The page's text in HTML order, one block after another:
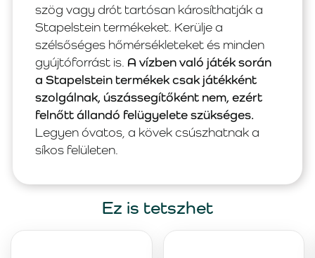
szög vagy drót tartósan károsíthatják a
Stapelstein termékeket. Kerülje a
szélsőséges hőmérsékleteket és minden
gyújtóforrást is. A vízben való játék során
a Stapelstein termékek csak játékként
szolgálnak, úszássegítőként nem, ezért
felnőtt állandó felügyelete szükséges.
Legyen óvatos, a kövek csúszhatnak a
síkos felületen.
Ez is tetszhet